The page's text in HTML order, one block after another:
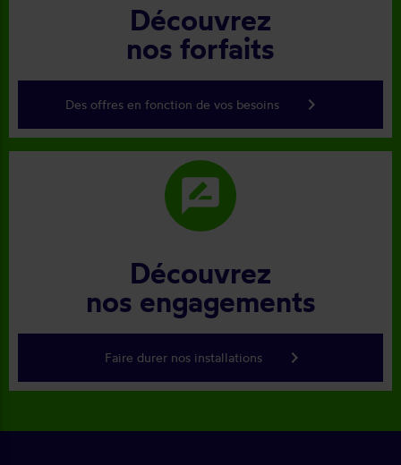
Découvrez
nos forfaits
Des offres en fonction de vos besoins keyboard_arrow_right
rate_review
Découvrez
nos engagements
Faire durer nos installations keyboard_arrow_right